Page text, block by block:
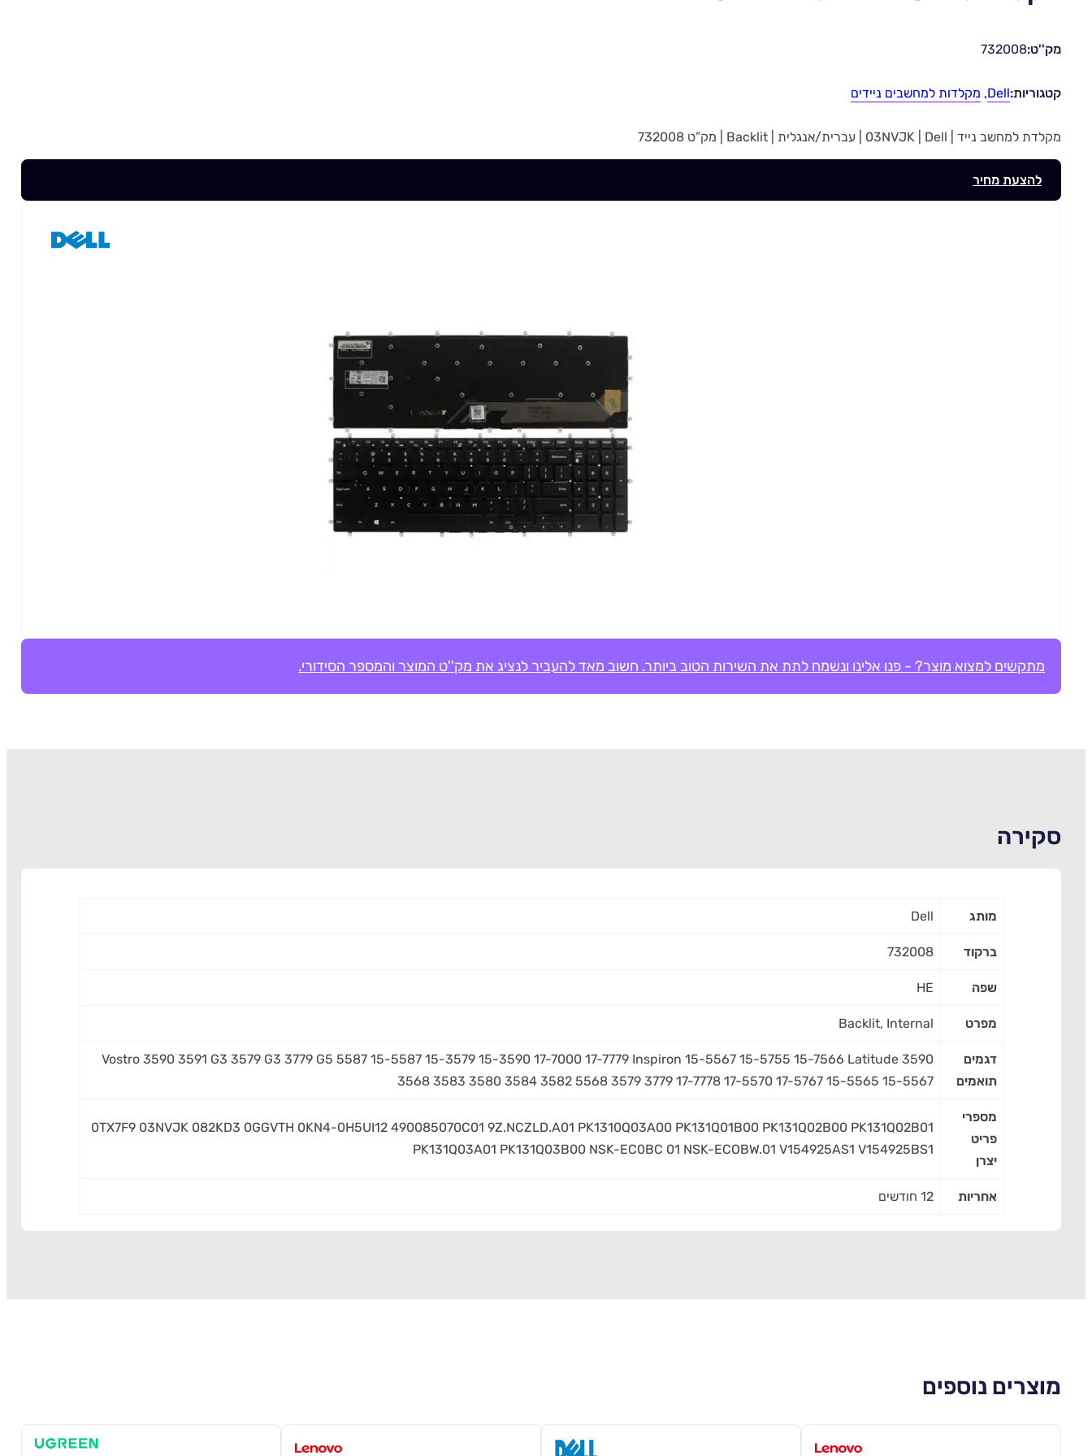
מק''ט:732008
קטגוריות:Dell
, מקלדות למחשבים ניידים
מקלדת למחשב נייד | 03NVJK | Dell | עברית/אנגלית | Backlit | מק”ט 732008
להצעת מחיר
מתקשים למצוא מוצר? - פנו אלינו ונשמח לתת את השירות הטוב ביותר. חשוב מאד להעביר לנציג את מק''ט המוצר והמספר הסידורי.
סקירה
מותג Dell
ברקוד 732008
שפה HE
מפרט Backlit, Internal
דגמים
תואמים
Vostro 3590 3591 G3 3579 G3 3779 G5 5587 15-5587 15-3579 15-3590 17-7000 17-7779 Inspiron 15-5567 15-5755 15-7566 Latitude 3590
3568 3583 3580 3584 3582 5568 3579 3779 17-7778 17-5570 17-5767 15-5565 15-5567
מספרי
פריט
יצרן
0TX7F9 03NVJK 082KD3 0GGVTH 0KN4-0H5UI12 490085070C01 9Z.NCZLD.A01 PK1310Q03A00 PK131Q01B00 PK131Q02B00 PK131Q02B01
PK131Q03A01 PK131Q03B00 NSK-EC0BC 01 NSK-ECOBW.01 V154925AS1 V154925BS1
אחריות 12 חודשים
מוצרים נוספים